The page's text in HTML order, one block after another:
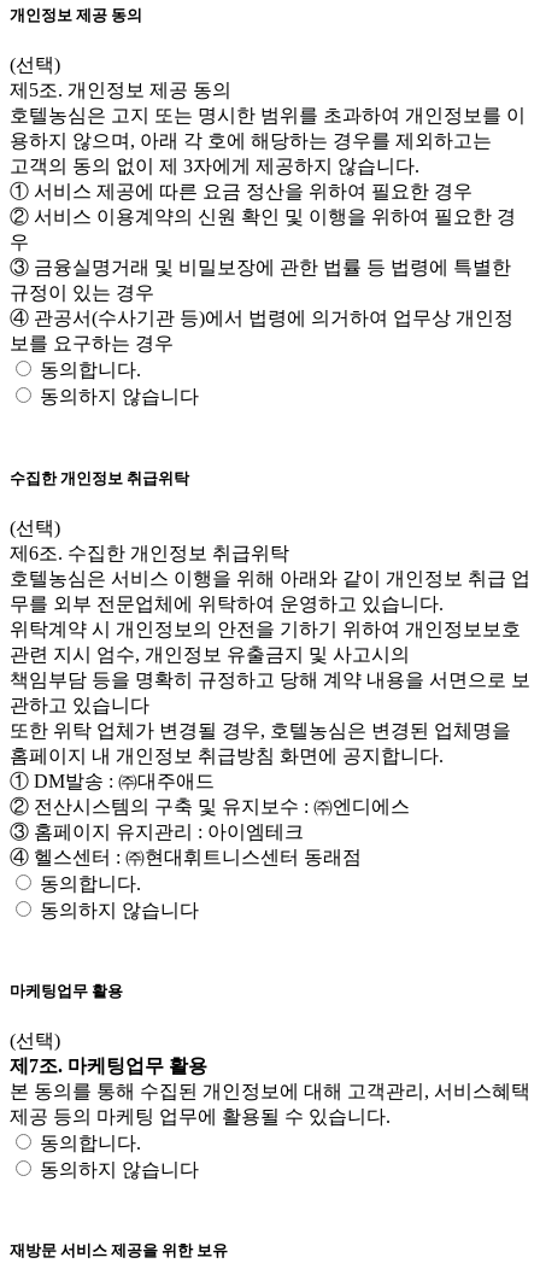
개인정보 제공 동의
(선택)
제5조. 개인정보 제공 동의
호텔농심은 고지 또는 명시한 범위를 초과하여 개인정보를 이
용하지 않으며, 아래 각 호에 해당하는 경우를 제외하고는
고객의 동의 없이 제 3자에게 제공하지 않습니다.
① 서비스 제공에 따른 요금 정산을 위하여 필요한 경우
② 서비스 이용계약의 신원 확인 및 이행을 위하여 필요한 경
우
③ 금융실명거래 및 비밀보장에 관한 법률 등 법령에 특별한
규정이 있는 경우
④ 관공서(수사기관 등)에서 법령에 의거하여 업무상 개인정
보를 요구하는 경우
동의합니다.
동의하지 않습니다
수집한 개인정보 취급위탁
(선택)
제6조. 수집한 개인정보 취급위탁
호텔농심은 서비스 이행을 위해 아래와 같이 개인정보 취급 업
무를 외부 전문업체에 위탁하여 운영하고 있습니다.
위탁계약 시 개인정보의 안전을 기하기 위하여 개인정보보호
관련 지시 엄수, 개인정보 유출금지 및 사고시의
책임부담 등을 명확히 규정하고 당해 계약 내용을 서면으로 보
관하고 있습니다
또한 위탁 업체가 변경될 경우, 호텔농심은 변경된 업체명을
홈페이지 내 개인정보 취급방침 화면에 공지합니다.
① DM발송 : ㈜대주애드
② 전산시스템의 구축 및 유지보수 : ㈜엔디에스
③ 홈페이지 유지관리 : 아이엠테크
④ 헬스센터 : ㈜현대휘트니스센터 동래점
동의합니다.
동의하지 않습니다
마케팅업무 활용
(선택)
제7조. 마케팅업무 활용
본 동의를 통해 수집된 개인정보에 대해 고객관리, 서비스혜택
제공 등의 마케팅 업무에 활용될 수 있습니다.
동의합니다.
동의하지 않습니다
재방문 서비스 제공을 위한 보유